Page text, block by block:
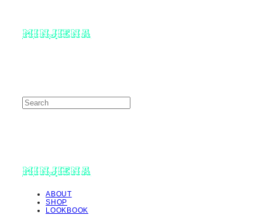
minjiena
minjiena
ABOUT
SHOP
LOOKBOOK